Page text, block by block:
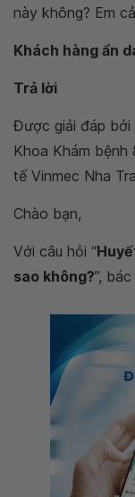
này không? Em
Khách hàng ẩn
Trả lời
Được giải đáp bởi
Khoa Khám
tế Vinmec Nha
Chào bạn,
Với câu hỏi “
sao không?”,